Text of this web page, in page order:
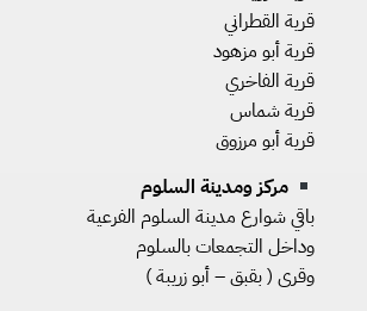
قرية القطراني
قرية أبو مزهود
قرية الفاخري
قرية شماس
قرية أبو مرزوق
مركز ومدينة السلوم
باقي شوارع مدينة السلوم الفرعية
وداخل التجمعات بالسلوم
وقرى ( بقبق – أبو زريبة )